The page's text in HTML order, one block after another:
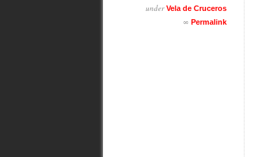
underVela de Cruceros
∞ Permalink